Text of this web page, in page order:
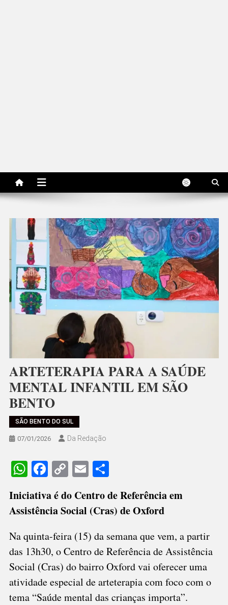
ARTETERAPIA PARA A SAÚDE
MENTAL INFANTIL EM SÃO
BENTO
SÃO BENTO DO SUL
07/01/2026 Da Redação
WhatsApp
Facebook
CopyEmailShare
Iniciativa é do Centro de Referência em
Assistência Social (Cras) de Oxford
Na quinta-feira (15) da semana que vem, a partir
das 13h30, o Centro de Referência de Assistência
Social (Cras) do bairro Oxford vai oferecer uma
atividade especial de arteterapia com foco com o
tema “Saúde mental das crianças importa”.